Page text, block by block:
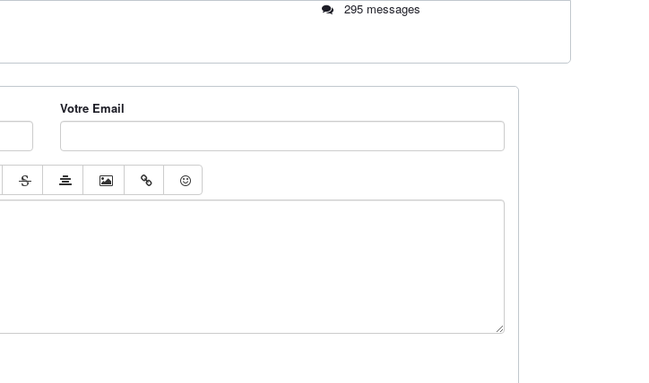
295 messages
Votre Email